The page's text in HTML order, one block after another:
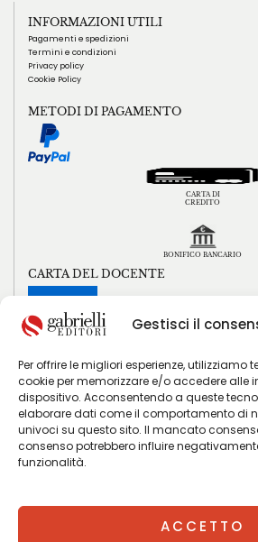
Gestisci il
Per offrire le migliori esperienze, utilizziamo
cookie per memorizzare e/o accedere alle
dispositivo. Acconsentendo a queste
elaborare dati come il comportamento di
univoci su questo sito. Il mancato
consenso potrebbero influire
funzionalità.
ACCETTO
INFORMAZIONI UTILI
Pagamenti e spedizioni
Termini e condizioni
Privacy policy
Cookie Policy
METODI DI PAGAMENTO
CARTA DI
CREDITO
BONIFICO BANCARIO
CARTA DEL DOCENTE
iscrizione newsletter